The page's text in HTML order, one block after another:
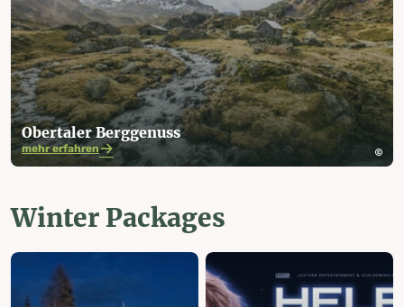
Obertaler Berggenuss
mehr erfahren
Winter Packages